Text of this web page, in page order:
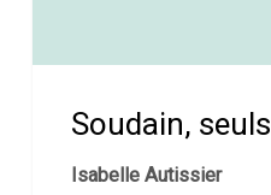
Soudain, seuls
Isabelle Autissier